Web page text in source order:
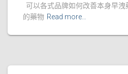
可以各式品牌如何改善本身早
的藥物 Read more…